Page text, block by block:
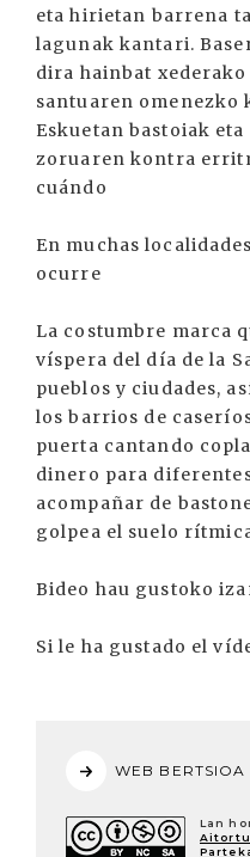
eta hirietan barrena
lagunak kantari.
dira hainbat
santuaren omenezko
Eskuetan bastoiak
zoruaren kontra
cuándo
En muchas
ocurre
La costumbre marca
víspera del día de la
pueblos y ciudades,
los barrios de
puerta cantando
dinero para
acompañar de
golpea el suelo
Bideo hau gustoko
Si le ha gustado el
WEB
Lan